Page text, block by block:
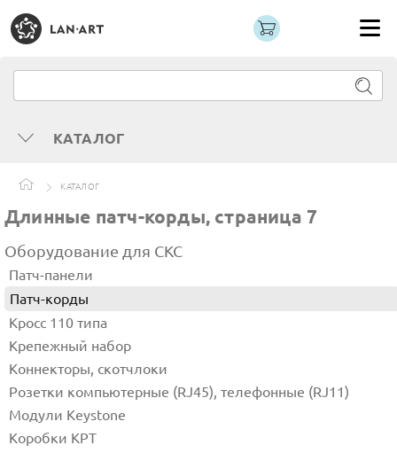
КАТАЛОГ
КАТАЛОГ
Длинные патч-корды, страница 7
Оборудование для СКС
Патч-панели
Патч-корды
Кросс 110 типа
Крепежный набор
Коннекторы, скотчлоки
Розетки компьютерные (RJ45), телефонные (RJ11)
Модули Keystone
Коробки КРТ